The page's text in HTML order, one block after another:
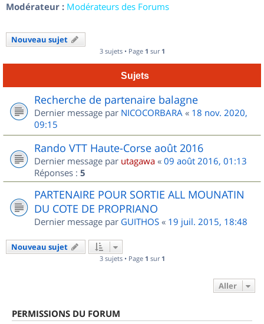
Modérateur : Modérateurs des Forums
Nouveau sujet
3 sujets • Page 1 sur 1
Sujets
Recherche de partenaire balagne
Dernier message par NICOCORBARA « 18 nov. 2020,
09:15
Rando VTT Haute-Corse août 2016
Dernier message par utagawa « 09 août 2016, 01:13
Réponses : 5
PARTENAIRE POUR SORTIE ALL MOUNATIN
DU COTE DE PROPRIANO
Dernier message par GUITHOS « 19 juil. 2015, 18:48
Nouveau sujet
3 sujets • Page 1 sur 1
Aller
PERMISSIONS DU FORUM